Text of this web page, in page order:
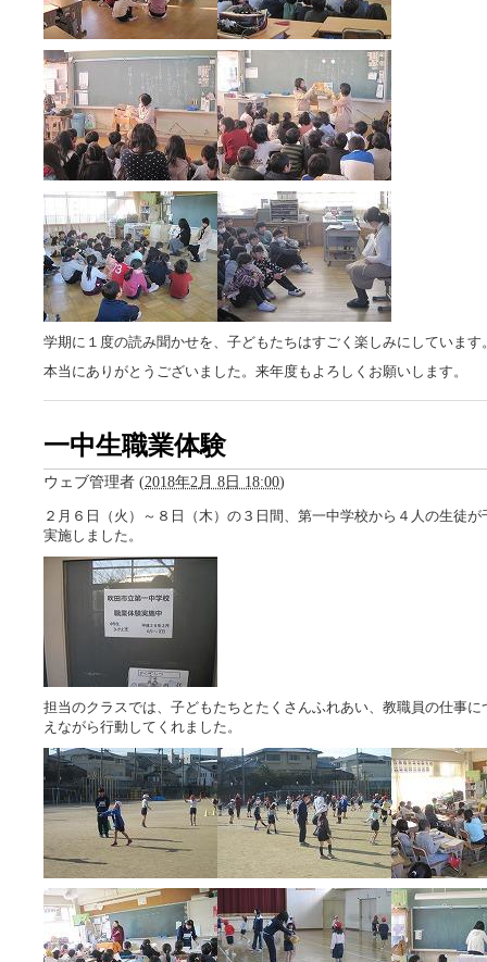
学期に１度の読み聞かせを、子どもたちはすごく楽しみにしています
本当にありがとうございました。来年度もよろしくお願いします。
一中生職業体験
ウェブ管理者 (2018年2月 8日 18:00)
２月６日（火）～８日（木）の３日間、第一中学校から４人の生徒
実施しました。
担当のクラスでは、子どもたちとたくさんふれあい、教職員の仕事に
えながら行動してくれました。